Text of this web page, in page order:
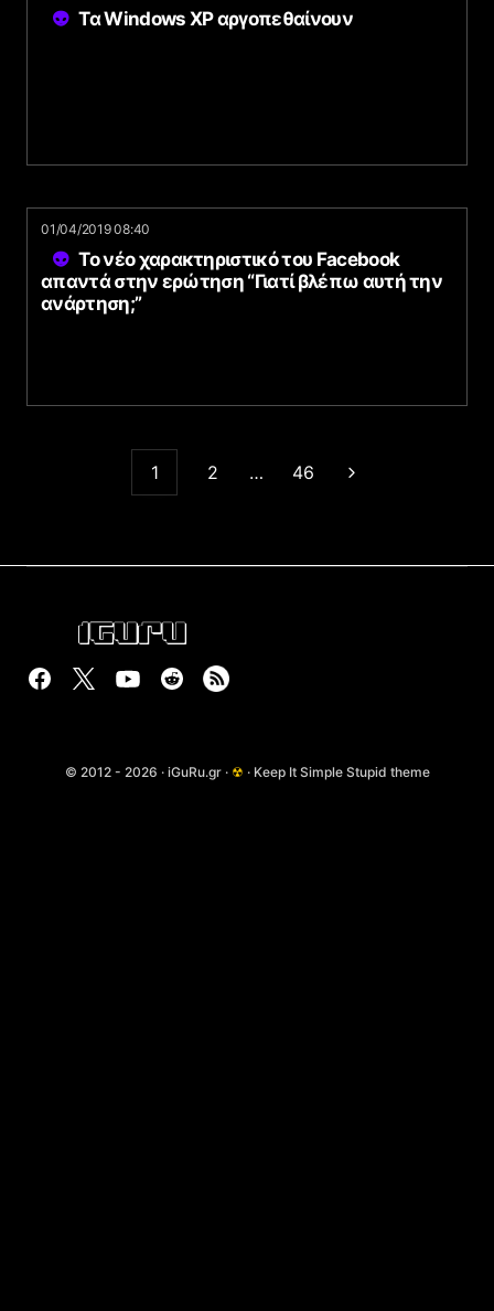
Τα Windows XP αργοπεθαίνουν
01/04/2019 08:40
Το νέο χαρακτηριστικό του Facebook
απαντά στην ερώτηση “Γιατί βλέπω αυτή την
ανάρτηση;”
1 2 … 46
© 2012 - 2026 · iGuRu.gr · ☢ · Keep It Simple Stupid theme